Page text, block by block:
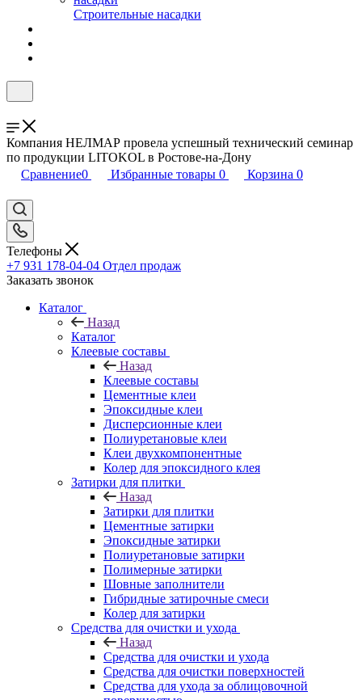
Строительные насадки
Компания НЕЛМАР провела успешный технический семинар
по продукции LITOKOL в Ростове-на-Дону
Сравнение0 Избранные товары 0 Корзина 0
Телефоны
+7 931 178-04-04 Отдел продаж
Заказать звонок
Каталог
Назад
Каталог
Клеевые составы
Назад
Клеевые составы
Цементные клеи
Эпоксидные клеи
Дисперсионные клеи
Полиуретановые клеи
Клеи двухкомпонентные
Колер для эпоксидного клея
Затирки для плитки
Назад
Затирки для плитки
Цементные затирки
Эпоксидные затирки
Полиуретановые затирки
Полимерные затирки
Шовные заполнители
Гибридные затирочные смеси
Колер для затирки
Средства для очистки и ухода
Назад
Средства для очистки и ухода
Средства для очистки поверхностей
Средства для ухода за облицовочной